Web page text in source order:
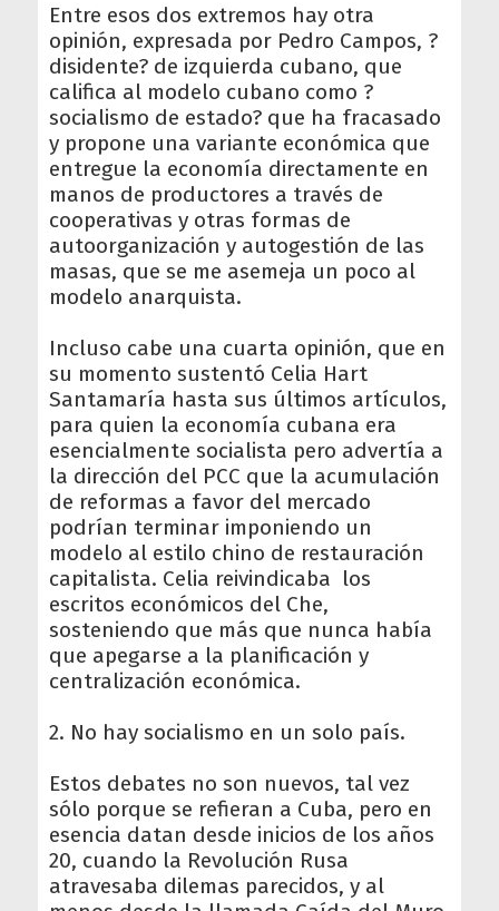
Entre esos dos extremos hay otra
opinión, expresada por Pedro Campos, ?
disidente? de izquierda cubano, que
califica al modelo cubano como ?
socialismo de estado? que ha fracasado
y propone una variante económica que
entregue la economía directamente en
manos de productores a través de
cooperativas y otras formas de
autoorganización y autogestión de las
masas, que se me asemeja un poco al
modelo anarquista.
Incluso cabe una cuarta opinión, que en
su momento sustentó Celia Hart
Santamaría hasta sus últimos artículos,
para quien la economía cubana era
esencialmente socialista pero advertía a
la dirección del PCC que la acumulación
de reformas a favor del mercado
podrían terminar imponiendo un
modelo al estilo chino de restauración
capitalista. Celia reivindicaba los
escritos económicos del Che,
sosteniendo que más que nunca había
que apegarse a la planificación y
centralización económica.
2. No hay socialismo en un solo país.
Estos debates no son nuevos, tal vez
sólo porque se refieran a Cuba, pero en
esencia datan desde inicios de los años
20, cuando la Revolución Rusa
atravesaba dilemas parecidos, y al